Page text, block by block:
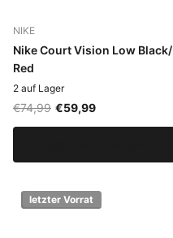
NIKE
Nike Court Vision Low Black/
Red
2 auf Lager
€74,99 €59,99
letzter Vorrat